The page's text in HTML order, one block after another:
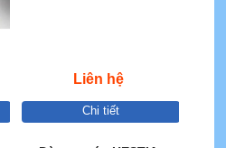
Liên hệ
Chi tiết